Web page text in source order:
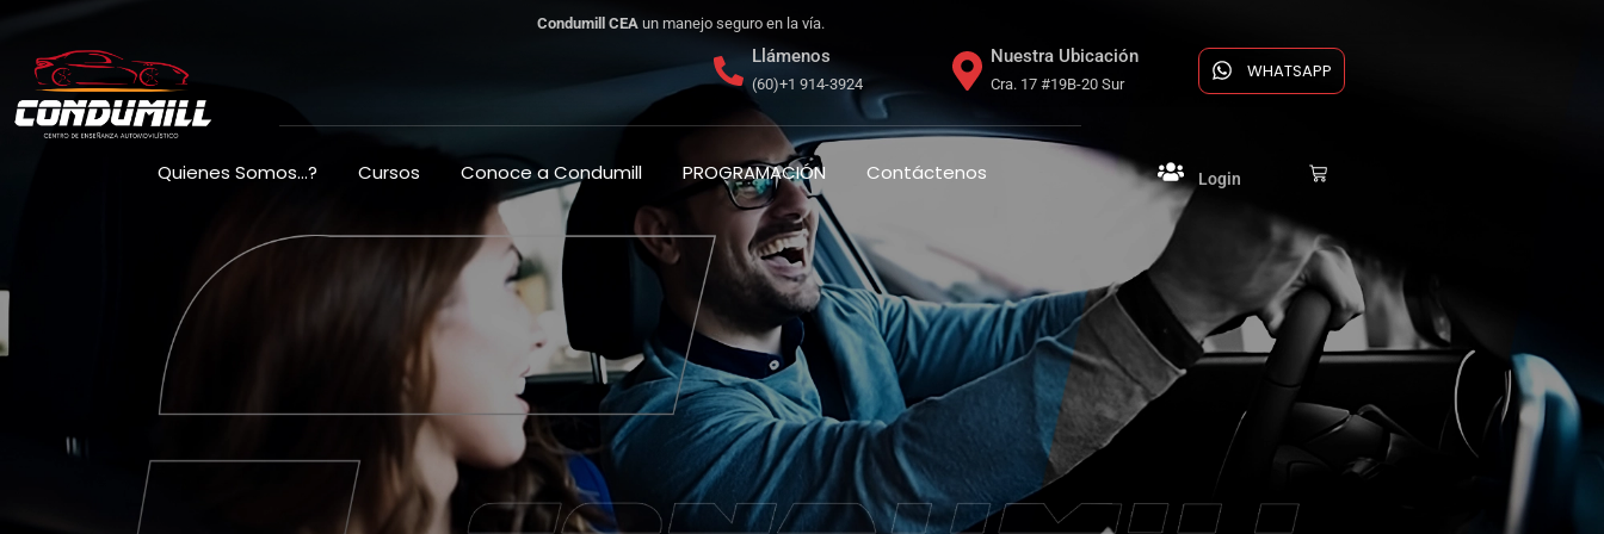
Condumill CEAun manejo seguro en la vía.
Llámenos
(60)+1 914-3924
Nuestra Ubicación
Cra. 17 #19B-20 Sur
WHATSAPP
Quienes Somos…? Cursos Conoce a Condumill PROGRAMACIÓN Contáctenos Login